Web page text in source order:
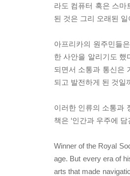
라도 컴퓨터 혹은 스마
된 것은 그리 오래된 일
아프리카의 원주민들
한 사안을 알리기도 했
되면서 소통과 통신은
되고 발전하게 된 것일
이러한 인류의 소통과
책은 ‘인간과 우주에
Winner of the Royal
age. But every era of
arts that made